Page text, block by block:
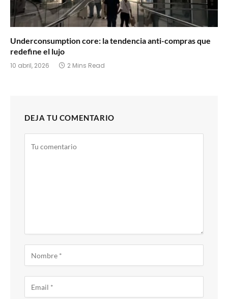
Underconsumption core: la tendencia anti-compras que
redefine el lujo
10 abril, 2026 2 Mins Read
DEJA TU COMENTARIO